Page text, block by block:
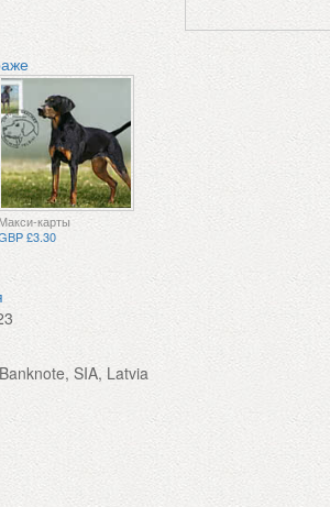
Макси-карты
£3.30
SIA, Latvia